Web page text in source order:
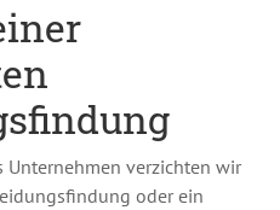
verzichten wir
oder ein